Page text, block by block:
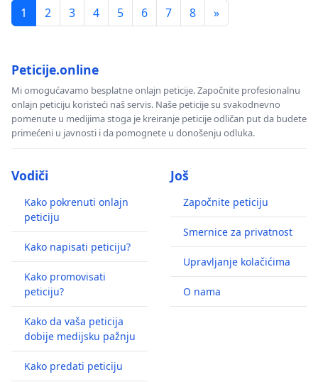
1
2 3 4 5 6 7 8 »
Peticije.online
Mi omogućavamo besplatne onlajn peticije. Započnite profesionalnu
onlajn peticiju koristeći naš servis. Naše peticije su svakodnevno
pomenute u medijima stoga je kreiranje peticije odličan put da budete
primećeni u javnosti i da pomognete u donošenju odluka.
Vodiči
Kako pokrenuti onlajn
peticiju
Kako napisati peticiju?
Kako promovisati
peticiju?
Kako da vaša peticija
dobije medijsku pažnju
Kako predati peticiju
Još
Započnite peticiju
Smernice za privatnost
Upravljanje kolačićima
O nama